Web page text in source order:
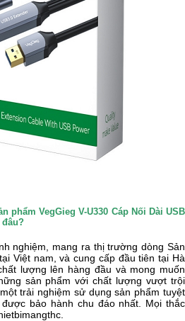
phẩm VegGieg V-U330 Cáp Nối Dài USB
đâu?
nghiệm, mang ra thị trường dòng Sản
Việt nam, và cung cấp đầu tiên tại Hà
lượng lên hàng đầu và mong muốn
sản phẩm với chất lượng vượt trội
trải nghiệm sử dụng sản phẩm tuyệt
được bảo hành chu đáo nhất. Mọi thắc